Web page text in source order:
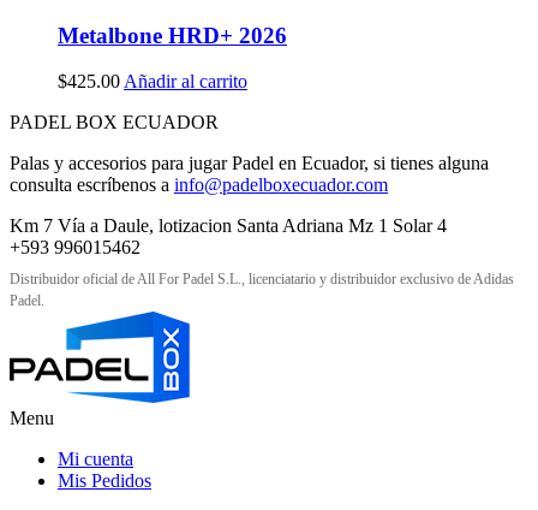
Metalbone HRD+ 2026
$425.00 Añadir al carrito
PADEL BOX ECUADOR
Palas y accesorios para jugar Padel en Ecuador, si tienes alguna
consulta escríbenos a info@padelboxecuador.com
Km 7 Vía a Daule, lotizacion Santa Adriana Mz 1 Solar 4
+593 996015462
Distribuidor oficial de All For Padel S.L., licenciatario y distribuidor exclusivo de Adidas
Padel.
Menu
Mi cuenta
Mis Pedidos